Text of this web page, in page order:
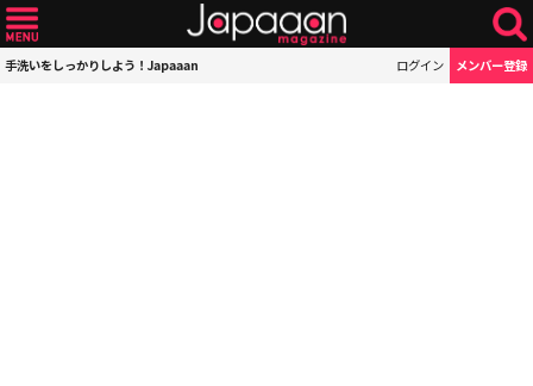
手洗いをしっかりしよう！Japaaan ログイン メンバー登録